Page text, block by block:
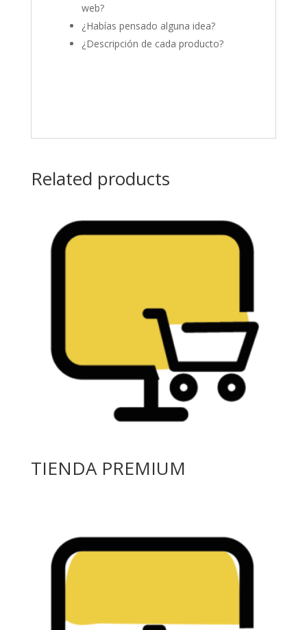
web?
¿Habías pensado alguna idea?
¿Descripción de cada producto?
Related products
TIENDA PREMIUM